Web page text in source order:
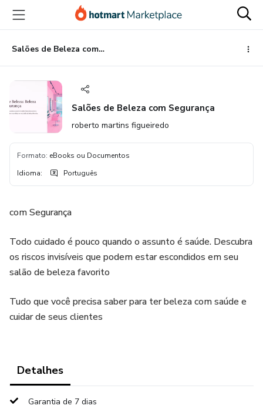
para
conteúdo
principal
para
pagamento
para
rodapé
Salões de Beleza com Segurança
Salões de Beleza com Segurança
roberto martins figueiredo
Formato: eBooks ou Documentos
Idioma: Português
com Segurança
Todo cuidado é pouco quando o assunto é saúde. Descubra
os riscos invisíveis que podem estar escondidos em seu
salão de beleza favorito
Tudo que você precisa saber para ter beleza com saúde e
cuidar de seus clientes
Detalhes
Garantia de 7 dias